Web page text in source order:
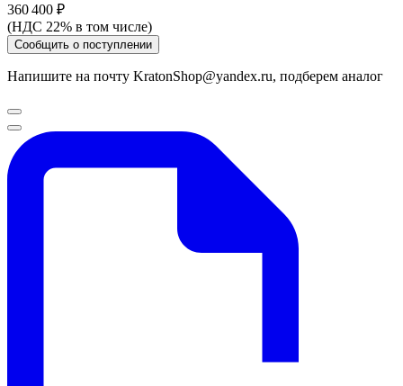
360 400 ₽
(НДС 22% в том числе)
Сообщить о поступлении
Напишите на почту KratonShop@yandex.ru, подберем аналог